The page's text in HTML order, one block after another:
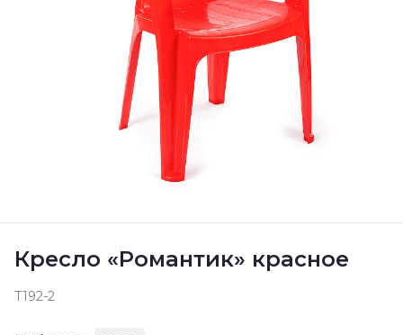
Кресло «Романтик» красное
Т192-2